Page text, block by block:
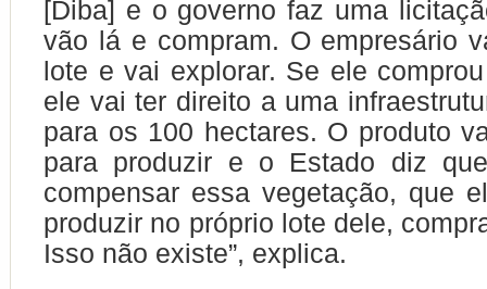
[Diba] e o governo faz uma
vão lá e compram. O empresário
lote e vai explorar. Se ele
ele vai ter direito a uma
para os 100 hectares. O produto
para produzir e o Estado diz
compensar essa vegetação, que
produzir no próprio lote dele,
Isso não existe”, explica.